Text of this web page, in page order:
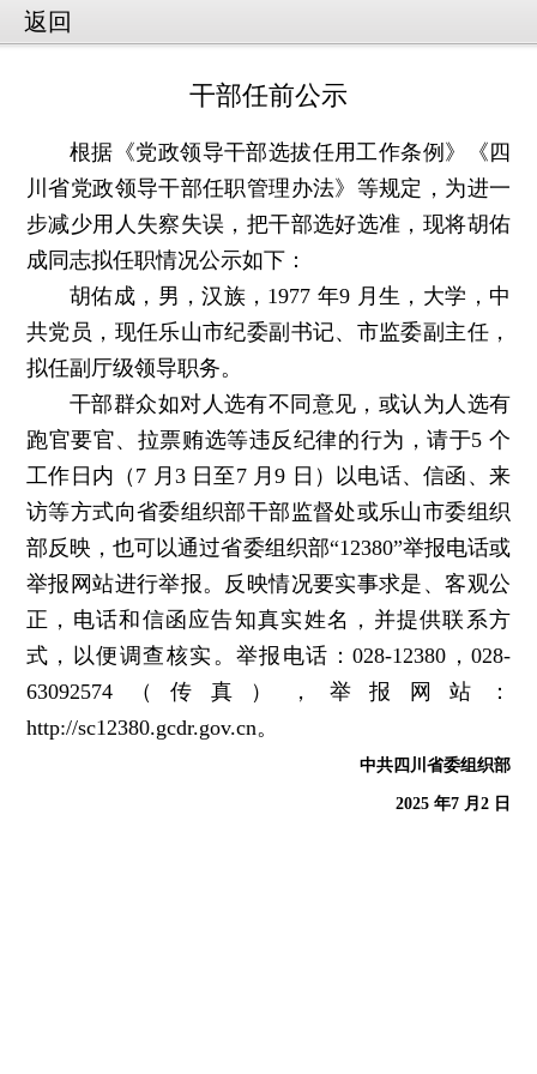
返回
干部任前公示
根据《党政领导干部选拔任用工作条例》《四
川省党政领导干部任职管理办法》等规定，为进一
步减少用人失察失误，把干部选好选准，现将胡佑
成同志拟任职情况公示如下：
胡佑成，男，汉族，1977 年9 月生，大学，中
共党员，现任乐山市纪委副书记、市监委副主任，
拟任副厅级领导职务。
干部群众如对人选有不同意见，或认为人选有
跑官要官、拉票贿选等违反纪律的行为，请于5 个
工作日内（7 月3 日至7 月9 日）以电话、信函、来
访等方式向省委组织部干部监督处或乐山市委组织
部反映，也可以通过省委组织部“12380”举报电话或
举报网站进行举报。反映情况要实事求是、客观公
正，电话和信函应告知真实姓名，并提供联系方
式，以便调查核实。举报电话：028-12380，028-
63092574（传真），举报网站：
http://sc12380.gcdr.gov.cn。
中共四川省委组织部
2025 年7 月2 日